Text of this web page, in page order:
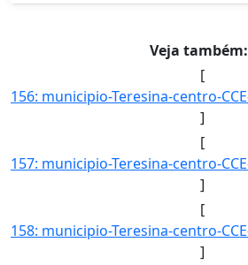
Veja também:
[
]
[
]
[
]